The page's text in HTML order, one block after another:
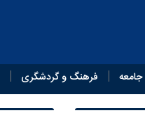
جامعه فرهنگ و گردشگری